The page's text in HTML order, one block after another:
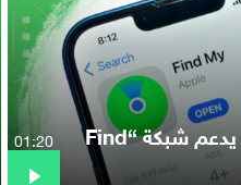
بعد سنوات.. “أندرويد” يدعم شبكة “Find
01:20